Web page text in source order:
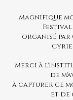
Magnifique
organisé par
Merci à
de
à capturer ce
et de